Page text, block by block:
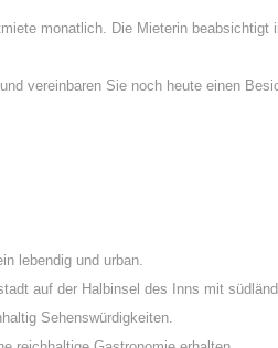
monatlich. Die Mieterin beabsichtigt
vereinbaren Sie noch heute einen
lebendig und urban.
auf der Halbinsel des Inns mit
Sehenswürdigkeiten.